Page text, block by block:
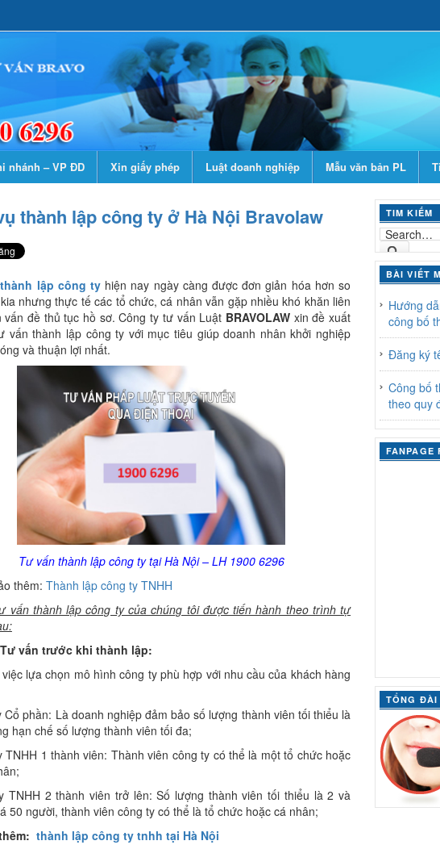
nhánh – VP ĐD Xin giấy phép Luật doanh nghiệp Mẫu văn bản PL
thành lập công ty ở Hà Nội Bravolaw
lập công tyhiện nay ngày càng được đơn giản hóa hơn so
nhưng thực tế các tổ chức, cá nhân vẫn gặp nhiều khó khăn liên
vấn đề thủ tục hồ sơ. Công ty tư vấn Luật BRAVOLAWxin đề xuất
vấn thành lập công ty với mục tiêu giúp doanh nhân khởi nghiệp
và thuận lợi nhất.
Tư vấn thành lập công ty tại Hà Nội – LH 1900 6296
thêm: Thành lập công ty TNHH
vấn thành lập công ty của chúng tôi được tiến hành theo trình tự
vấn trước khi thành lập:
lựa chọn mô hình công ty phù hợp với nhu cầu của khách hàng
Cổ phần: Là doanh nghiệp đảm bảo số lượng thành viên tối thiểu là
hạn chế số lượng thành viên tối đa;
TNHH 1 thành viên: Thành viên công ty có thể là một tổ chức hoặc
TNHH 2 thành viên trở lên: Số lượng thành viên tối thiểu là 2 và
50 người, thành viên công ty có thể là tổ chức hoặc cá nhân;
thành lập công ty tnhh tại Hà Nội
TIM KIẾM
BÀI VIẾT
Hướng
công bố
Đăng ký
Công bố
theo quy
FANPAGE
TỔNG ĐÀI